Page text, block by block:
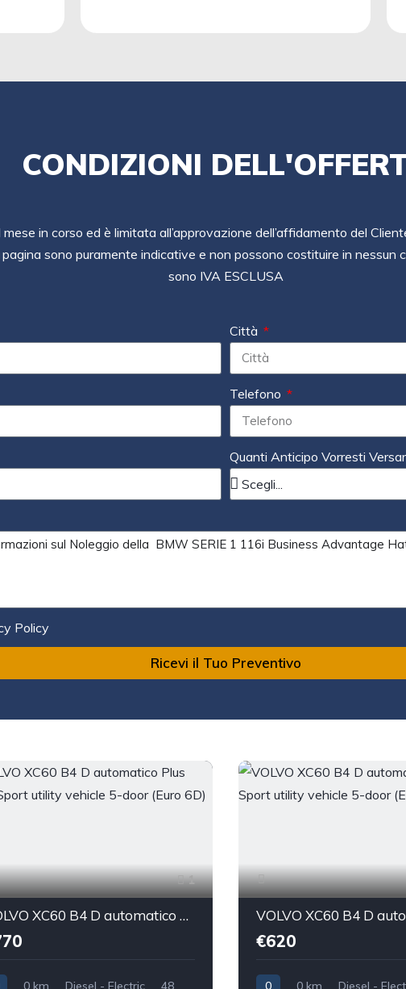
CONDIZIONI
mese in corso ed è limitata all’approvazione dell’affidamento del
sono puramente indicative e non possono costituire in nessun
sono IVA ESCLUSA
Città
Telefono
Quanti Anticipo Vorresti
Policy
Ricevi il Tuo Preventivo
1
VOLVO XC60 B4 D automatico Plus Dark Sport utility vehicle 5-door (Euro 6D)
0 km Diesel - Electric
48
€620
0 0 km
Diesel -